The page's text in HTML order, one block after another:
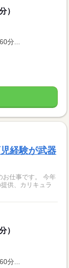
）
分...
経験が武器
お仕事です。 今年
供、カリキュラ
）
分...